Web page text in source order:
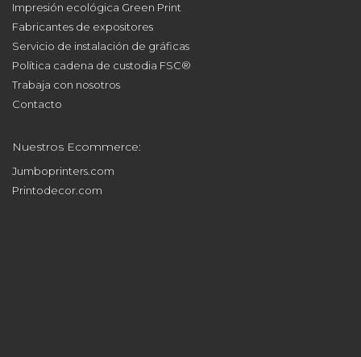
Impresión ecológica Green Print
Fabricantes de expositores
Servicio de instalación de gráficas
Política cadena de custodia FSC®
Trabaja con nosotros
Contacto
Nuestros Ecommerce:
Jumboprinters.com
Printodecor.com